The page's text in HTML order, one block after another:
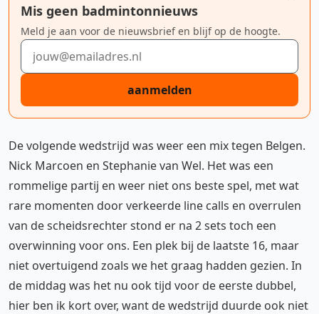
Mis geen badmintonnieuws
Meld je aan voor de nieuwsbrief en blijf op de hoogte.
E-mailadres
aanmelden
De volgende wedstrijd was weer een mix tegen Belgen.
Nick Marcoen en Stephanie van Wel. Het was een
rommelige partij en weer niet ons beste spel, met wat
rare momenten door verkeerde line calls en overrulen
van de scheidsrechter stond er na 2 sets toch een
overwinning voor ons. Een plek bij de laatste 16, maar
niet overtuigend zoals we het graag hadden gezien. In
de middag was het nu ook tijd voor de eerste dubbel,
hier ben ik kort over, want de wedstrijd duurde ook niet